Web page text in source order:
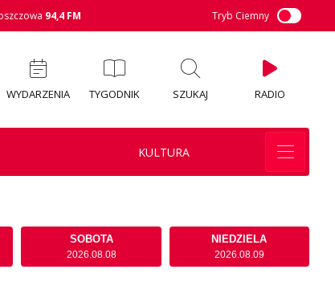
94,4 FM Tryb Ciemny
WYDARZENIA TYGODNIK SZUKAJ RADIO
KULTURA
SOBOTA
2026.08.08
NIEDZIELA
2026.08.09